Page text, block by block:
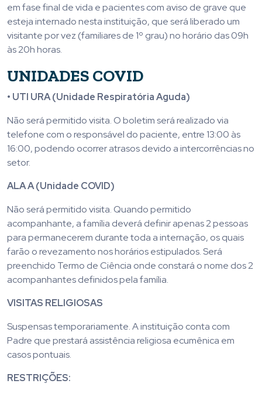
em fase final de vida e pacientes com aviso de grave que
esteja internado nesta instituição, que será liberado um
visitante por vez (familiares de 1º grau) no horário das 09h
às 20h horas.
UNIDADES COVID
• UTI URA (Unidade Respiratória Aguda)
Não será permitido visita. O boletim será realizado via
telefone com o responsável do paciente, entre 13:00 às
16:00, podendo ocorrer atrasos devido a intercorrências no
setor.
ALA A (Unidade COVID)
Não será permitido visita. Quando permitido
acompanhante, a família deverá definir apenas 2 pessoas
para permanecerem durante toda a internação, os quais
farão o revezamento nos horários estipulados. Será
preenchido Termo de Ciência onde constará o nome dos 2
acompanhantes definidos pela família.
VISITAS RELIGIOSAS
Suspensas temporariamente. A instituição conta com
Padre que prestará assistência religiosa ecumênica em
casos pontuais.
RESTRIÇÕES: